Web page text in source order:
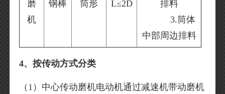
磨
机
钢棒 筒形 L≤2D
排料
3.筒体
中部周边排料
4、按传动方式分类
（1）中心传动磨机电动机通过减速机带动磨机